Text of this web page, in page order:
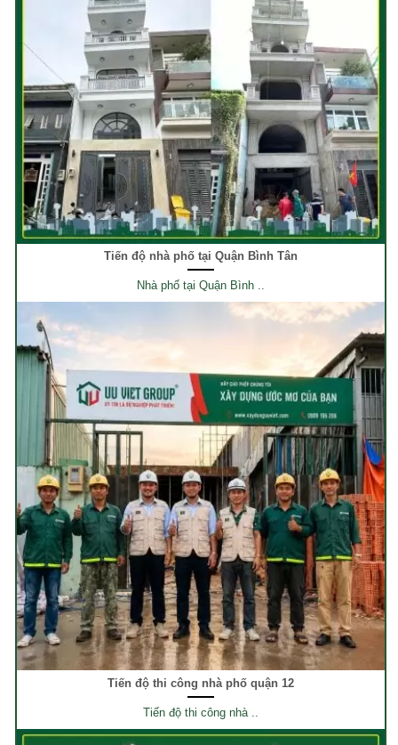
Tiến độ nhà phố tại Quận Bình Tân
Nhà phố tại Quận Bình ..
Tiến độ thi công nhà phố quận 12
Tiến độ thi công nhà ..